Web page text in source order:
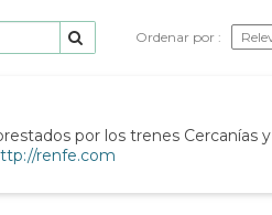
Ordenar por
por los trenes Cercanías y
renfe.com